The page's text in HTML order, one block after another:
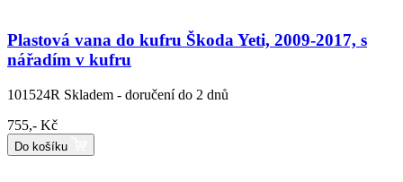
Plastová vana do kufru Škoda Yeti, 2009-2017, s
nářadím v kufru
101524R Skladem - doručení do 2 dnů
755,- Kč
Do košíku